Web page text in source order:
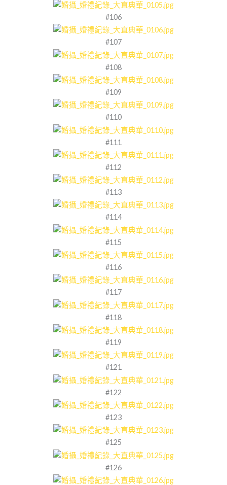
#106
#107
#108
#109
#110
#111
#112
#113
#114
#115
#116
#117
#118
#119
#121
#122
#123
#125
#126